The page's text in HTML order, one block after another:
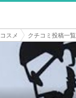
スメ クチコミ投稿一覧